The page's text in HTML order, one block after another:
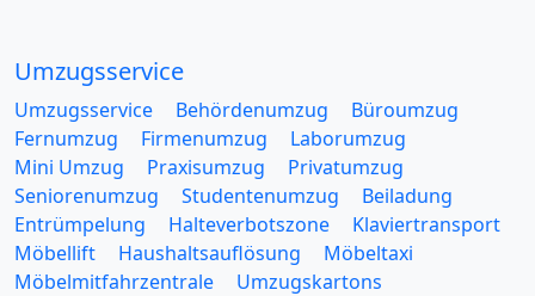
Umzugsservice
Umzugsservice Behördenumzug
Büroumzug
Fernumzug
Firmenumzug
Laborumzug
Mini Umzug
Praxisumzug
Privatumzug
Seniorenumzug
Studentenumzug
Beiladung
Entrümpelung
Halteverbotszone
Klaviertransport
Möbellift
Haushaltsauflösung
Möbeltaxi
Möbelmitfahrzentrale
Umzugskartons